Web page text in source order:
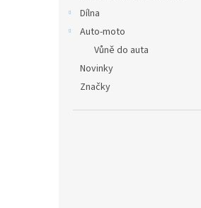
Dílna
Auto-moto
Vůně do auta
Novinky
Značky